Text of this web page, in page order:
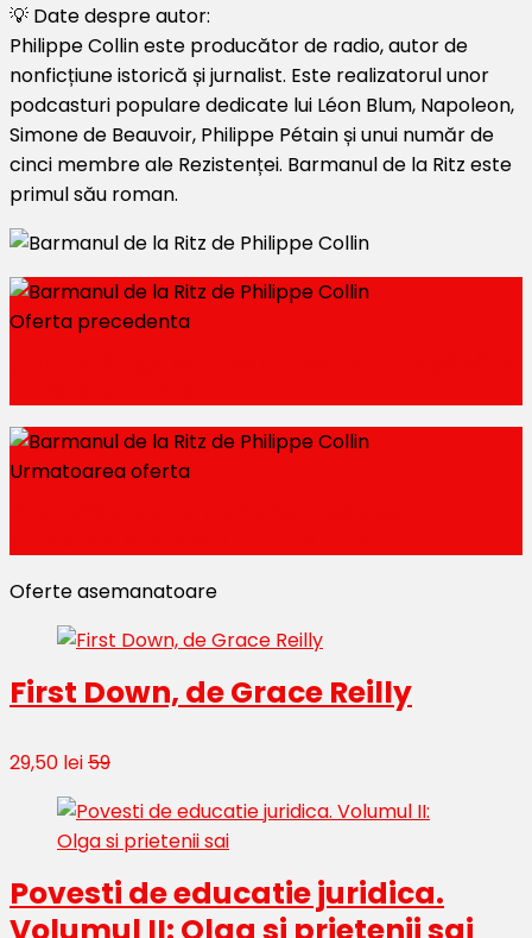
💡 Date despre autor:
Philippe Collin este producător de radio, autor de
nonficțiune istorică și jurnalist. Este realizatorul unor
podcasturi populare dedicate lui Léon Blum, Napoleon,
Simone de Beauvoir, Philippe Pétain și unui număr de
cinci membre ale Rezistenței. Barmanul de la Ritz este
primul său roman.
Oferta precedenta
Urmatoarea oferta
Oferte asemanatoare
First Down, de Grace Reilly
29,50 lei59
Povesti de educatie juridica.
Volumul II: Olga si prietenii sai